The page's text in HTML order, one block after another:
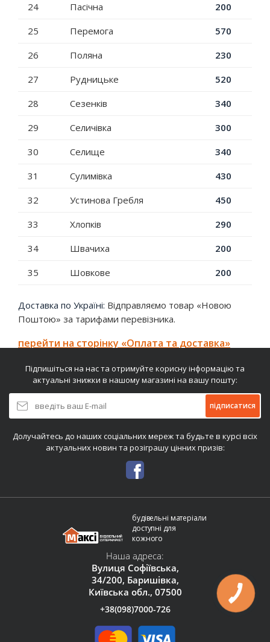
24
Пасічна
200
25
Перемога
570
26
Поляна
230
27
Рудницьке
520
28
Сезенків
340
29
Селичівка
300
30
Селище
340
31
Сулимівка
430
32
Устинова Гребля
450
33
Хлопків
290
34
Швачиха
200
35
Шовкове 200
Доставка по Україні: Відправляємо товар «Новою
Поштою» за тарифами перевізника.
перейти на сторінку «Оплата та доставка»
Підпишіться на нас та отримуйте корисну інформацію та
актуальні знижки в нашому магазині на вашу пошту:
підписатися
Долучайтесь до наших соціальних мереж та будьте в курсі всіх
актуальних новин та розіграшу цінних призів:
будівельні матеріали
доступні для
кожного
Наша адреса:
Вулиця Софіївська,
34/200, Баришівка,
Київська обл., 07500
+38(098)7000-726